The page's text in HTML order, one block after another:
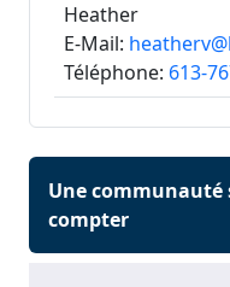
Heather
E-Mail:
Téléphone: 613-
Une communauté
compter